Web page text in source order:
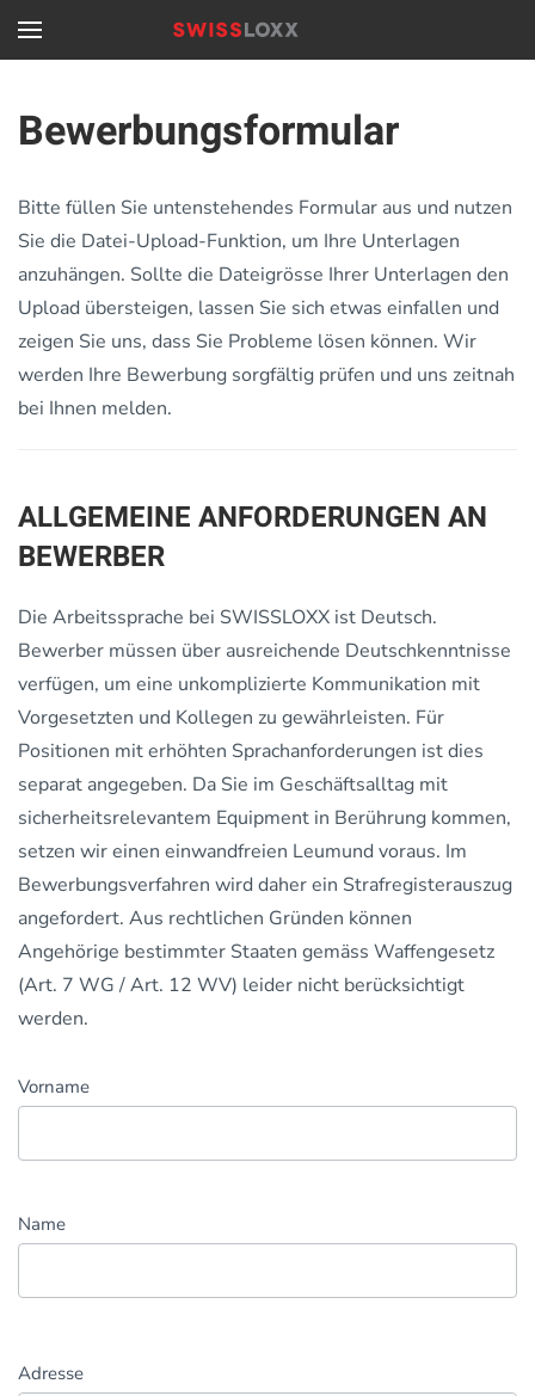
Skip to main content
Bewerbungsformular
Bitte füllen Sie untenstehendes Formular aus und nutzen
Sie die Datei-Upload-Funktion, um Ihre Unterlagen
anzuhängen. Sollte die Dateigrösse Ihrer Unterlagen den
Upload übersteigen, lassen Sie sich etwas einfallen und
zeigen Sie uns, dass Sie Probleme lösen können. Wir
werden Ihre Bewerbung sorgfältig prüfen und uns zeitnah
bei Ihnen melden.
ALLGEMEINE ANFORDERUNGEN AN
BEWERBER
Die Arbeitssprache bei SWISSLOXX ist Deutsch.
Bewerber müssen über ausreichende Deutschkenntnisse
verfügen, um eine unkomplizierte Kommunikation mit
Vorgesetzten und Kollegen zu gewährleisten. Für
Positionen mit erhöhten Sprachanforderungen ist dies
separat angegeben. Da Sie im Geschäftsalltag mit
sicherheitsrelevantem Equipment in Berührung kommen,
setzen wir einen einwandfreien Leumund voraus. Im
Bewerbungsverfahren wird daher ein Strafregisterauszug
angefordert. Aus rechtlichen Gründen können
Angehörige bestimmter Staaten gemäss Waffengesetz
(Art. 7 WG / Art. 12 WV) leider nicht berücksichtigt
werden.
Vorname
Name
Adresse